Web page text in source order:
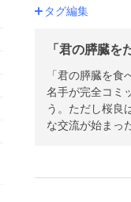
タグ編集
「君の膵臓を
「君の膵臓を
名手が完全コミ
う。ただし桜良
な交流が始まっ